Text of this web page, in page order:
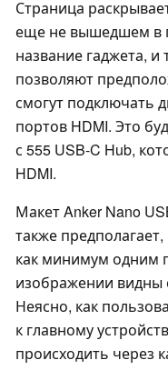
Страница
еще не вышедшем в
название гаджета,
позволяют
смогут подключать
портов HDMI. Это
с 555 USB-C Hub,
HDMI.
Макет Anker Nano
также
как минимум одним
изображении видны
Неясно, как
к главному
происходить через